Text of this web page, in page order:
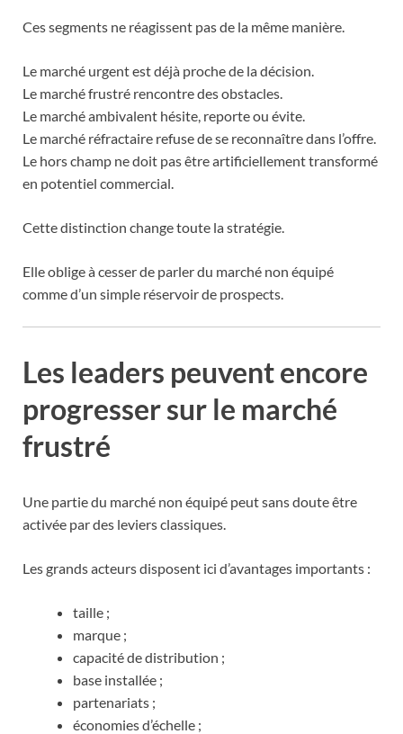
Ces segments ne réagissent pas de la même manière.
Le marché urgent est déjà proche de la décision.
Le marché frustré rencontre des obstacles.
Le marché ambivalent hésite, reporte ou évite.
Le marché réfractaire refuse de se reconnaître dans l’offre.
Le hors champ ne doit pas être artificiellement transformé
en potentiel commercial.
Cette distinction change toute la stratégie.
Elle oblige à cesser de parler du marché non équipé
comme d’un simple réservoir de prospects.
Les leaders peuvent encore
progresser sur le marché
frustré
Une partie du marché non équipé peut sans doute être
activée par des leviers classiques.
Les grands acteurs disposent ici d’avantages importants :
taille ;
marque ;
capacité de distribution ;
base installée ;
partenariats ;
économies d’échelle ;